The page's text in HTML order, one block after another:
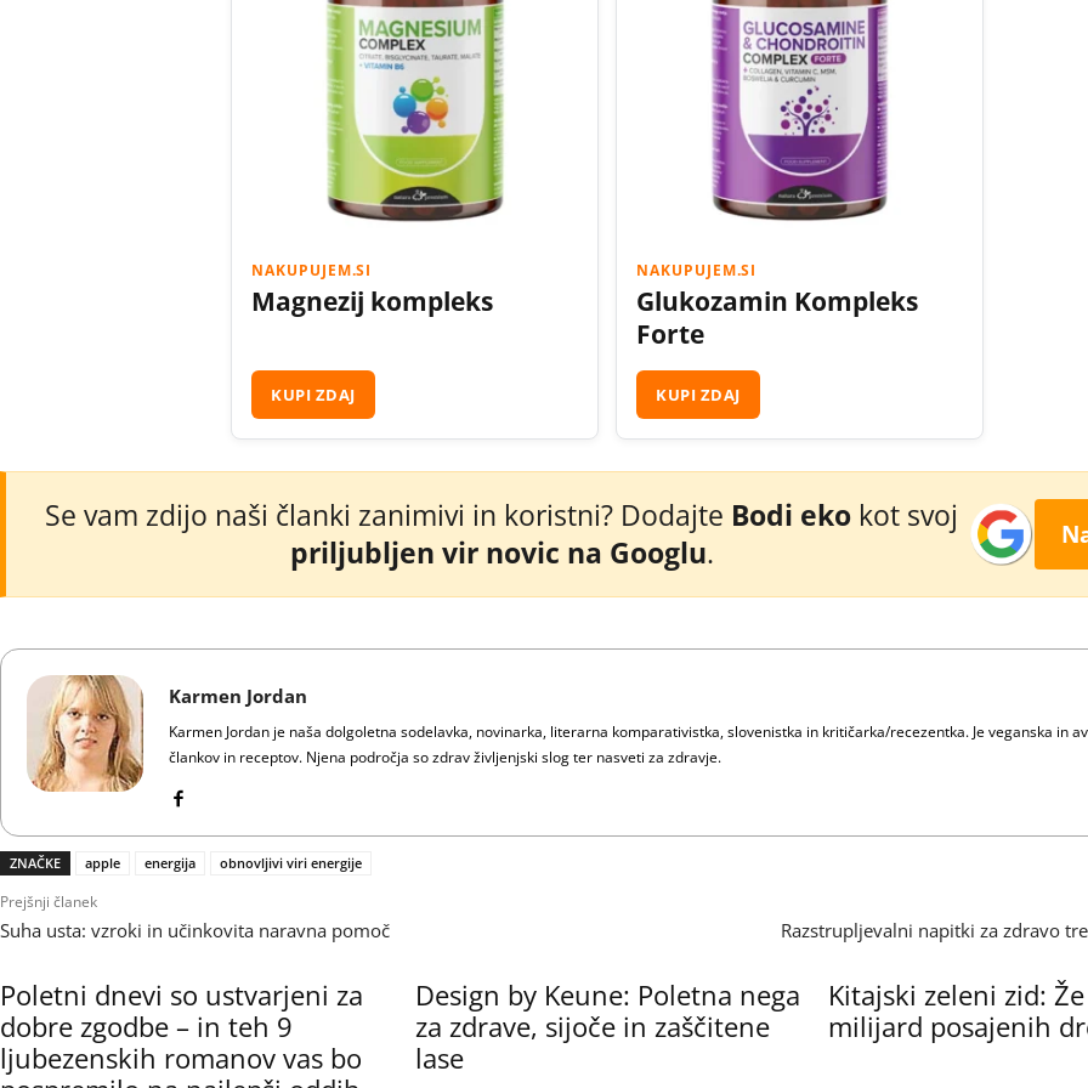
NAKUPUJEM.SI
Magnezij kompleks
KUPI ZDAJ
NAKUPUJEM.SI
Glukozamin Kompleks
Forte
KUPI ZDAJ
Se vam zdijo naši članki zanimivi in koristni? Dodajte Bodi eko kot svoj
priljubljen vir novic na Googlu.
Karmen Jordan
Karmen Jordan je naša dolgoletna sodelavka, novinarka, literarna komparativistka, slovenistka in kritičarka/recezentka. Je veganska in
člankov in receptov. Njena področja so zdrav življenjski slog ter nasveti za zdravje.
ZNAČKE apple energija obnovljivi viri energije
Prejšnji članek
Suha usta: vzroki in učinkovita naravna pomoč Razstrupljevalni napitki za zdravo
Poletni dnevi so ustvarjeni za
dobre zgodbe – in teh 9
ljubezenskih romanov vas bo
Design by Keune: Poletna nega
za zdrave, sijoče in zaščitene
lase
Kitajski zeleni zid:
milijard posajenih